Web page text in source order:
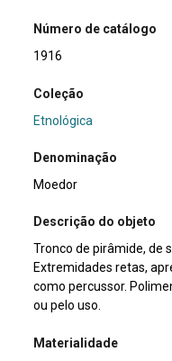
Número de catálogo
1916
Coleção
Etnológica
Denominação
Moedor
Descrição do objeto
Tronco de pirâmide, de
Extremidades retas,
como percussor.
ou pelo uso.
Materialidade